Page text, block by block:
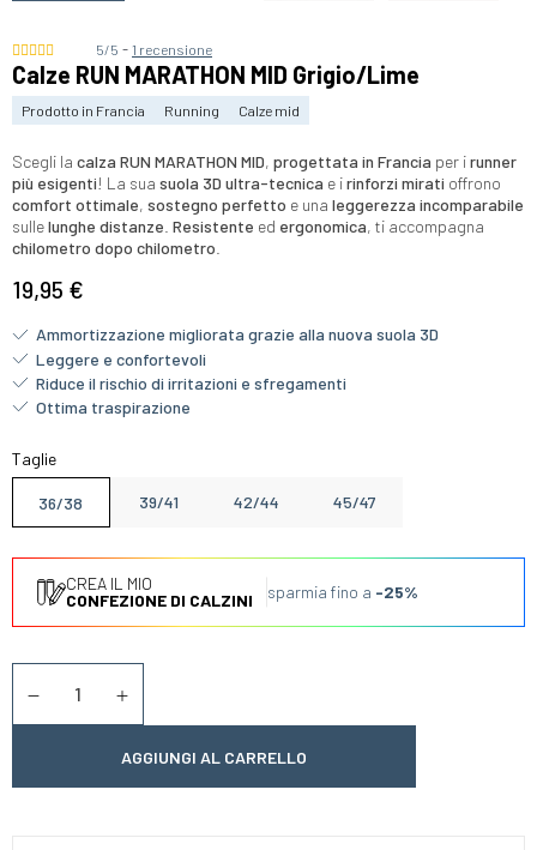
5/5 - 1 recensione
Calze RUN MARATHON MID Grigio/Lime
Prodotto in Francia Running Calze mid
Scegli la calza RUN MARATHON MID, progettata in Francia per irunner
più esigenti! La sua suola 3D ultra-tecnica e irinforzi mirati offrono
comfort ottimale, sostegno perfetto e una leggerezza incomparabile
sullelunghe distanze. Resistente ed ergonomica, ti accompagna
chilometro dopo chilometro.
19,95 €
Ammortizzazione migliorata grazie alla nuova suola 3D
Leggere e confortevoli
Riduce il rischio di irritazioni e sfregamenti
Ottima traspirazione
Taglie
36/38 39/41 42/44 45/47
CREA IL MIO
CONFEZIONE DI CALZINI Risparmia fino a -25%
AGGIUNGI AL CARRELLO